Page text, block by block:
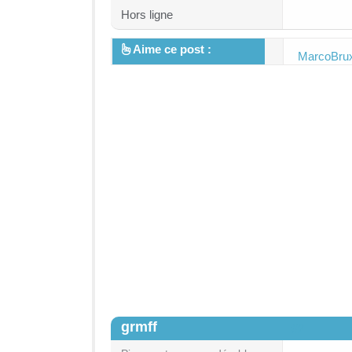
Hors ligne
Aime ce post :
grmff